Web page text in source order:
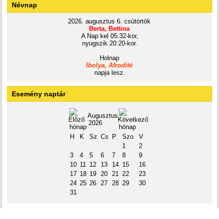
Névnap
2026. augusztus 6. csütörtök
Berta, Bettina
A Nap kel 05:32-kor,
nyugszik 20:20-kor.
Holnap
Ibolya, Afrodité
napja lesz.
Esemény naptár
Augusztus
2026
H
K Sz Cs P Szo
V
1
2
3
4 5 6 7 8
9
10 11 12 13 14 15
16
17 18 19 20 21 22
23
24 25 26 27 28 29
30
31